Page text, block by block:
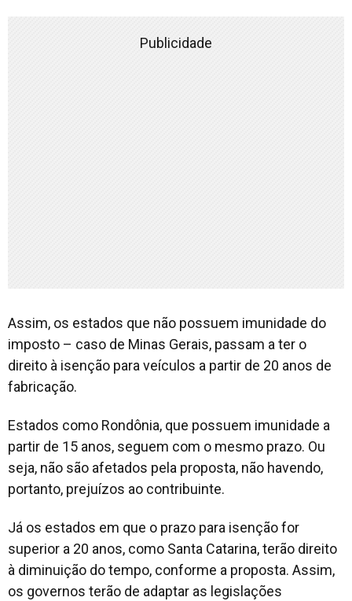
Publicidade
Assim, os estados que não possuem imunidade do
imposto – caso de Minas Gerais, passam a ter o
direito à isenção para veículos a partir de 20 anos de
fabricação.
Estados como Rondônia, que possuem imunidade a
partir de 15 anos, seguem com o mesmo prazo. Ou
seja, não são afetados pela proposta, não havendo,
portanto, prejuízos ao contribuinte.
Já os estados em que o prazo para isenção for
superior a 20 anos, como Santa Catarina, terão direito
à diminuição do tempo, conforme a proposta. Assim,
os governos terão de adaptar as legislações